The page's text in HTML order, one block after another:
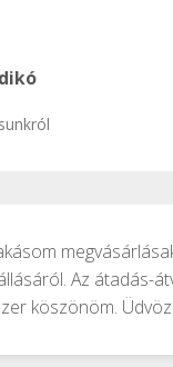
Az átadás-
köszönöm.